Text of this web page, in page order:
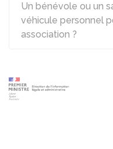
Un bénévole ou un
véhicule personnel
association ?